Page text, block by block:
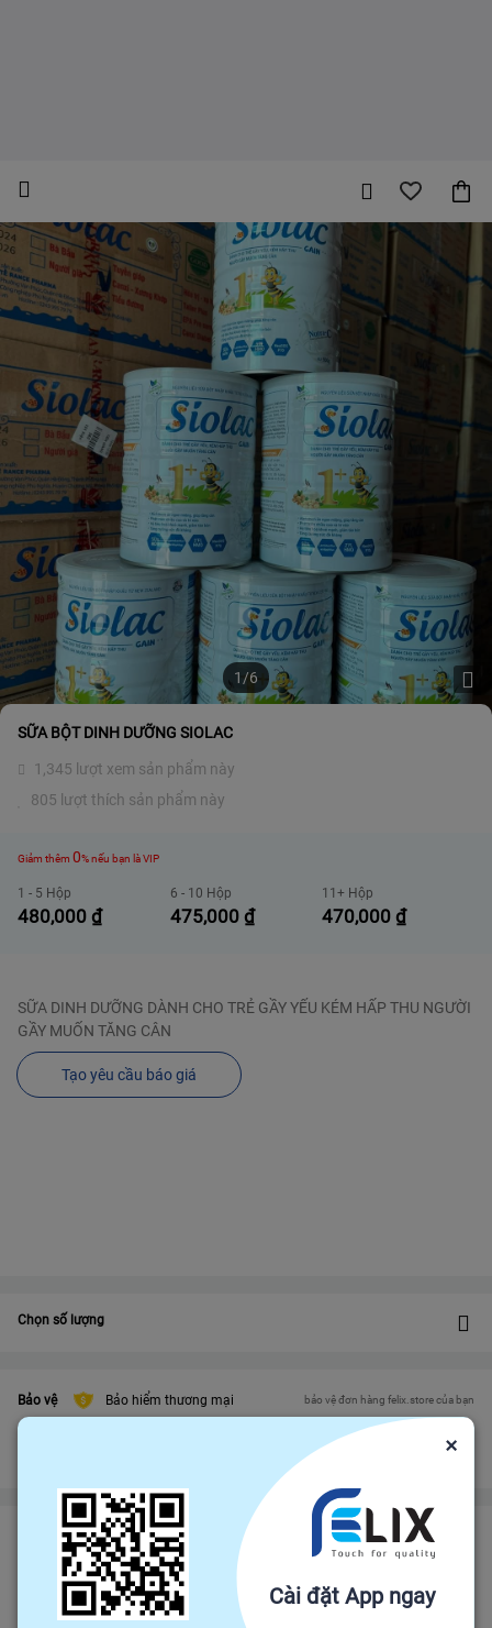
1/6
SỮA BỘT DINH DƯỠNG SIOLAC
1,345 lượt xem sản phẩm này
805 lượt thích sản phẩm này
Giảm thêm 0% nếu bạn là VIP
480,000 ₫
1 - 5 Hộp
475,000 ₫
6 - 10 Hộp
470,000₫
11+ Hộp
SỮA DINH DƯỠNG DÀNH CHO TRẺ GẦY YẾU KÉM HẤP THU NGƯỜI
GẦY MUỐN TĂNG CÂN
Tạo yêu cầu báo giá
Chọn số lượng
Bảo vệ Bảo hiểm thương mại bảo vệ đơn hàng felix.store của bạn
CUNG CẤP SỈ VÀ LẺ CÁC SẢN PHẨM SỮA DINH DƯỠNG, THỰC
PHẨM CHỨC NĂNG
Đối tác trực tiếp của Felix, mang sản phẩm trực tiếp từ nhà sản xuất để đến
với người tiêu dùng. Giá cả cạnh tranh - Chất lượng tuyệt đối
×
Cài đặt App ngay